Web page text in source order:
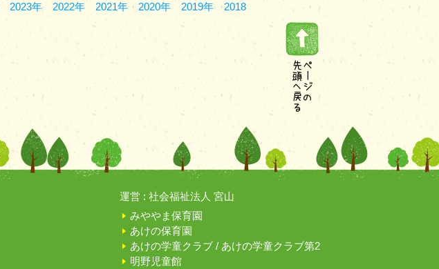
2023年 2022年 2021年 2020年 2019年
2018
運営 : 社会福祉法人 宮山
みややま保育園
あけの保育園
あけの学童クラブ / あけの学童クラブ第2
明野児童館